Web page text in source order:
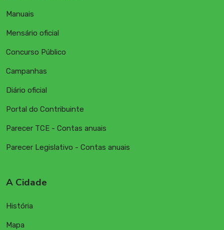
Manuais
Mensário oficial
Concurso Público
Campanhas
Diário oficial
Portal do Contribuinte
Parecer TCE - Contas anuais
Parecer Legislativo - Contas anuais
A Cidade
História
Mapa